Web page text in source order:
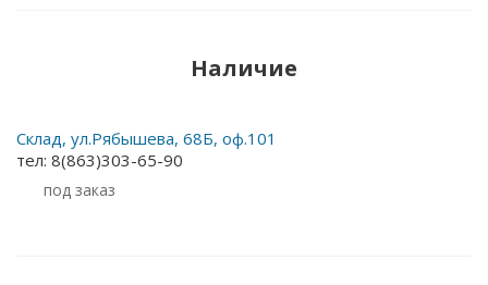
Наличие
Склад, ул.Рябышева, 68Б, оф.101
тел: 8(863)303-65-90
Под заказ